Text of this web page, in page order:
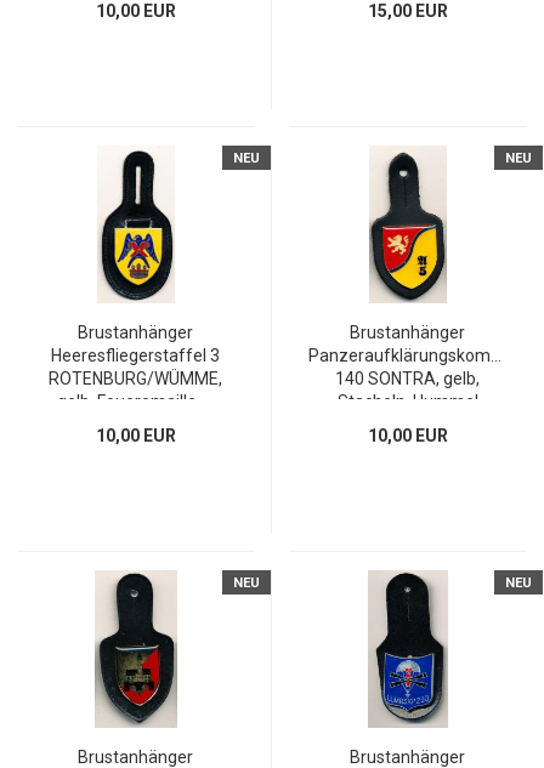
10,00 EUR
15,00 EUR
NEU
Brustanhänger
Heeresfliegerstaffel 3
ROTENBURG/WÜMME,
gelb, Feueremaille, ...
10,00 EUR
NEU
Brustanhänger
Panzeraufklärungskompanie
140 SONTRA, gelb,
Stacheln, Hummel
10,00 EUR
NEU
Brustanhänger
NEU
Brustanhänger